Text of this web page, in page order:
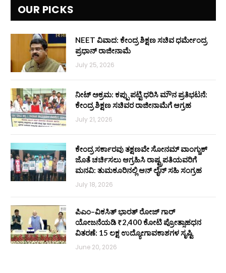
OUR PICKS
NEET ವಿವಾದ: ಕೇಂದ್ರ ಶಿಕ್ಷಣ ಸಚಿವ ಧರ್ಮೇಂದ್ರ
ಪ್ರಧಾನ್ ರಾಜೀನಾಮೆ
July 25, 2026
ನೀಟ್ ಅಕ್ರಮ: ಕಪ್ಪು ಪಟ್ಟಿ ಧರಿಸಿ ಮೌನ ಪ್ರತಿಭಟನೆ:
ಕೇಂದ್ರ ಶಿಕ್ಷಣ ಸಚಿವರ ರಾಜೀನಾಮೆಗೆ ಆಗ್ರಹ
July 21, 2026
ಕೇಂದ್ರ ಸರ್ಕಾರವು ತಕ್ಷಣವೇ ಸೋನಮ್ ವಾಂಗ್ಚುಕ್
ಜೊತೆ ಚರ್ಚಿಸಲು ಆಗ್ರಹಿಸಿ ರಾಷ್ಟ್ರಪತಿಯವರಿಗೆ
ಮನವಿ: ತುಮಕೂರಿನಲ್ಲಿ ಆನ್‌ ಲೈನ್ ಸಹಿ ಸಂಗ್ರಹ
July 18, 2026
ಪಿಎಂ–ವಿಕಸಿತ್ ಭಾರತ್ ರೋಜ್‌ ಗಾರ್
ಯೋಜನೆಯಡಿ ₹2,400 ಕೋಟಿ ಪ್ರೋತ್ಸಾಹಧನ
ವಿತರಣೆ: 15 ಲಕ್ಷ ಉದ್ಯೋಗಾವಕಾಶಗಳ ಸೃಷ್ಟಿ
June 20, 2026